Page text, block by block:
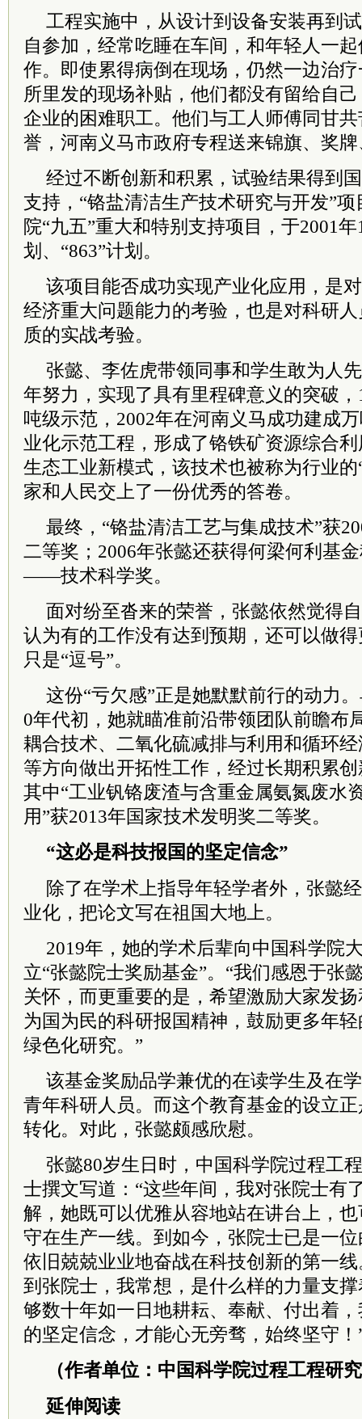
工程实施中，从设计到设备安装再到
自参加，经常吃睡在车间，和年轻人一
作。即使累得病倒在现场，仍然一边治
所里发的现场补贴，他们都没有留给自
企业的困难职工。他们与工人师傅同甘
誉，河南义马市政府专程送来锦旗、奖
经过不断创新和积累，试验结果得到
支持，“铬盐清洁生产技术研究与开发”
院“九五”重大和特别支持项目，于2001
划、“863”计划。
该项目能否成功实现产业化应用，是
经济重大问题能力的考验，也是对科研
质的实战考验。
张懿、李佐虎带领同事和学生敢为人
年努力，实现了具有里程碑意义的突破
吨级示范，2002年在河南义马成功建成
业化示范工程，形成了铬铁矿资源综合
生态工业新模式，该技术也被称为行业
家和人民交上了一份优秀的答卷。
最终，“铬盐清洁工艺与集成技术”获
二等奖；2006年张懿还获得何梁何利基
——技术科学奖。
面对纷至沓来的荣誉，张懿依然觉得
认为有的工作没有达到预期，还可以做
只是“逗号”。
这份“亏欠感”正是她默默前行的动力
0年代初，她就瞄准前沿带领团队前瞻布
耦合技术、二氧化硫减排与利用和循环
等方向做出开拓性工作，经过长期积累
其中“工业钒铬废渣与含重金属氨氮废水
用”获2013年国家技术发明奖二等奖。
“这必是科技报国的坚定信念”
除了在学术上指导年轻学者外，张懿
业化，把论文写在祖国大地上。
2019年，她的学术后辈向中国科学院
立“张懿院士奖励基金”。“我们感恩于张
关怀，而更重要的是，希望激励大家发
为国为民的科研报国精神，鼓励更多年
绿色化研究。”
该基金奖励品学兼优的在读学生及在
青年科研人员。而这个教育基金的设立
转化。对此，张懿颇感欣慰。
张懿80岁生日时，中国科学院过程工
士撰文写道：“这些年间，我对张院士有
解，她既可以优雅从容地站在讲台上，
守在生产一线。到如今，张院士已是一
依旧兢兢业业地奋战在科技创新的第一
到张院士，我常想，是什么样的力量支
够数十年如一日地耕耘、奉献、付出着
的坚定信念，才能心无旁骛，始终坚守！
（作者单位：中国科学院过程工程研
延伸阅读